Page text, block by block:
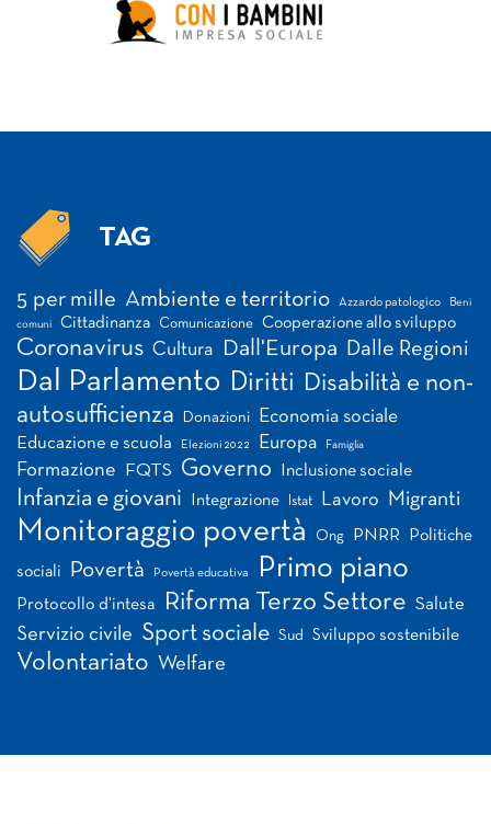
TAG
5 per mille Ambiente e territorio Azzardo patologico Beni
comuni Cittadinanza Comunicazione Cooperazione allo sviluppo
Coronavirus Cultura Dall'Europa Dalle Regioni
Dal Parlamento Diritti
Disabilità e non-
autosufficienza
Donazioni Economia sociale
Educazione e scuola Elezioni 2022 Europa Famiglia
Formazione FQTS Governo Inclusione sociale
Infanzia e giovani Integrazione Istat Lavoro Migranti
Monitoraggio povertà Ong PNRR Politiche
sociali Povertà Povertà educativa Primo piano
Protocollo d'intesa Riforma Terzo Settore Salute
Servizio civile Sport sociale Sud Sviluppo sostenibile
Volontariato Welfare